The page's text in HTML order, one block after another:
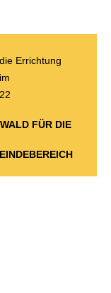
Errichtung
FÜR DIE